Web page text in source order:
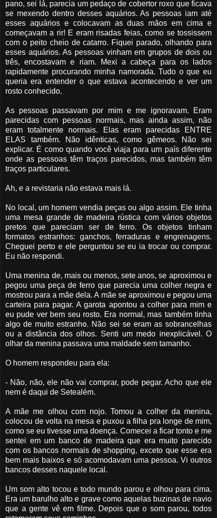
pano, sei lá, parecia um pedaço de cobertor roxo que ficava
se mexendo dentro desses aquários. As pessoas iam até
esses aquários e colocavam as duas mãos em cima e
começavam a rir! E eram risadas feias, como se tossissem
com o peito cheio de catarro. Fiquei parado, olhando para
esses aquários. As pessoas vinham em grupos de dois ou
três, encostavam e riam. Mexi a cabeça para os lados
rapidamente procurando minha namorada. Tudo o que eu
queria era entender o que estava acontecendo e ver um
rosto conhecido.
As pessoas passavam por mim e me ignoravam. Eram
parecidas com pessoas normais, mas ainda assim, não
eram totalmente normais. Elas eram parecidas ENTRE
ELAS também. Não idênticas, como gêmeos. Não sei
explicar. É como quando você viaja para um país diferente
onde as pessoas têm traços parecidos, mas também têm
traços particulares.
Ah, e a revistaria não estava mais lá.
No local, um homem vendia peças ou algo assim. Ele tinha
uma mesa grande de madeira rústica com vários objetos
pretos que pareciam ser de ferro. Os objetos tinham
formatos estranhos: ganchos, ferraduras e engrenagens.
Cheguei perto e ele perguntou se eu ia trocar ou comprar.
Eu não respondi.
Uma menina de, mais ou menos, sete anos, se aproximou e
pegou uma peça de ferro que parecia uma colher negra e
mostrou para a mãe dela. A mãe se aproximou e pegou uma
carteira para pagar. A garota apontou a colher para mim e
eu pude ver bem seu rosto. Era normal, mas também tinha
algo de muito estranho. Não sei se eram as sobrancelhas
ou a distância dos olhos. Senti um medo inexplicável. O
olhar da menina passava uma maldade sem tamanho.
O homem respondeu para ela:
- Não, não, ele não vai comprar, pode pegar. Acho que ele
nem é daqui de Setealém.
A mãe me olhou com nojo. Tomou a colher da menina,
colocou de volta na mesa e puxou a filha pra longe de mim,
como se eu tivesse uma doença. Comecei a ficar tonto e me
sentei em um banco de madeira que era muito parecido
com os bancos normais de shopping, exceto que esse era
bem mais baixos e só acomodavam uma pessoa. Vi outros
bancos desses naquele local.
Um som alto tocou e todo mundo parou e olhou para cima.
Era um barulho alto e grave como aquelas buzinas de navio
que a gente vê em filme. Depois que o som parou, todos